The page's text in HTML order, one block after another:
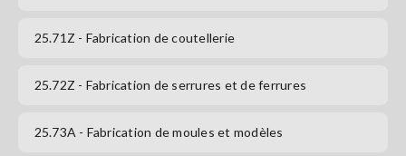
25.71Z - Fabrication de coutellerie
25.72Z - Fabrication de serrures et de ferrures
25.73A - Fabrication de moules et modèles